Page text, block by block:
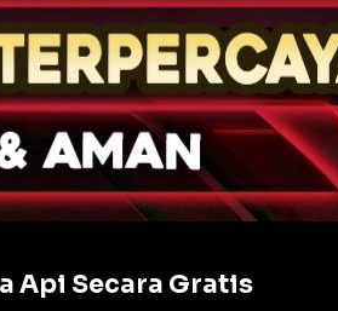
Api Secara Gratis